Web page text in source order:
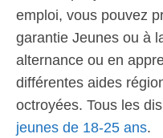
emploi, vous pouvez
garantie Jeunes ou à
alternance ou en
différentes aides
octroyées. Tous les
jeunes de 18-25 ans.